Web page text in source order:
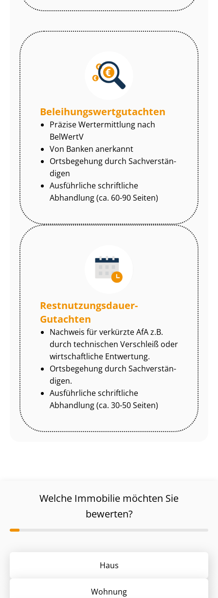
Be­lei­hungs­wert­gut­ach­ten
Präzise Wertermittlung nach
BelWertV
Von Banken anerkannt
Ortsbegehung durch Sach­ver­stän­
di­gen
Ausführliche schriftliche
Abhandlung (ca. 60-90 Seiten)
Rest­nut­zungs­dau­er-
Gutachten
Nachweis für verkürzte AfA z.B.
durch technischen Verschleiß oder
wirtschaftliche Entwertung.
Ortsbegehung durch Sach­ver­stän­
di­gen.
Ausführliche schriftliche
Abhandlung (ca. 30-50 Seiten)
Welche Immobilie möchten Sie
bewerten?
Haus
Wohnung